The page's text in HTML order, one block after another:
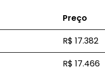
Preço
R$ 17.382
R$ 17.466